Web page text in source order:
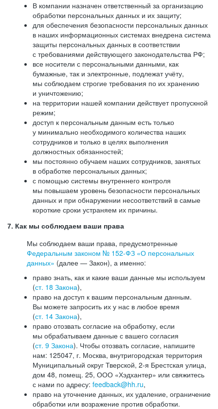
В компании назначен ответственный за организацию
обработки персональных данных и их защиту;
для обеспечения безопасности персональных данных
в наших информационных системах внедрена система
защиты персональных данных в соответствии
с требованиями действующего законодательства РФ;
все носители с персональными данными, как
бумажные, так и электронные, подлежат учёту,
мы соблюдаем строгие требования по их хранению
и уничтожению;
на территории нашей компании действует пропускной
режим;
доступ к персональным данным есть только
у минимально необходимого количества наших
сотрудников и только в целях выполнения
должностных обязанностей;
мы постоянно обучаем наших сотрудников, занятых
в обработке персональных данных;
с помощью системы внутреннего контроля
мы повышаем уровень безопасности персональных
данных и при обнаружении несоответствий в самые
короткие сроки устраняем их причины.
7. Как мы соблюдаем ваши права
Мы соблюдаем ваши права, предусмотренные
Федеральным законом № 152-ФЗ «О персональных
данных» (далее — Закон), а именно:
право знать, как и какие ваши данные мы используем
(ст. 18 Закона),
право на доступ к вашим персональным данным.
Вы можете запросить их у нас в любое время
(ст. 14 Закона),
право отозвать согласие на обработку, если
мы обрабатываем данные с вашего согласия
(ст. 9 Закона). Чтобы отозвать согласие, напишите
нам: 125047, г. Москва, внутригородская территория
Муниципальный округ Тверской, 2-я Брестская улица,
дом 48, помещ. 25, ООО «Хэдхантер» или свяжитесь
с нами по адресу: feedback@hh.ru,
право на уточнение данных, их удаление, ограничение
обработки или возражение против обработки.